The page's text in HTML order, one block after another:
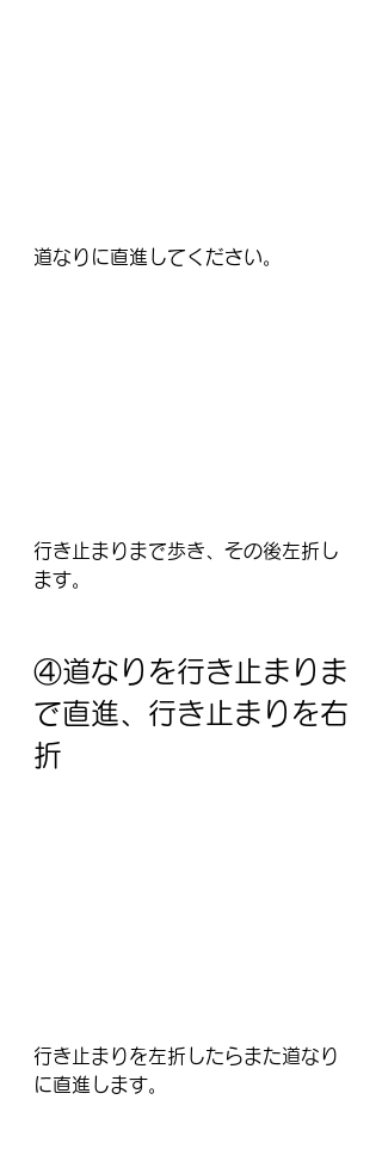
道なりに直進してください。
行き止まりまで歩き、その後左折し
ます。
④道なりを行き止まりま
で直進、行き止まりを右
折
行き止まりを左折したらまた道なり
に直進します。